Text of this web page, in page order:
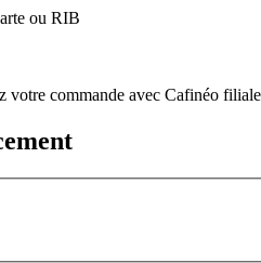
ou RIB
votre commande avec Cafinéo